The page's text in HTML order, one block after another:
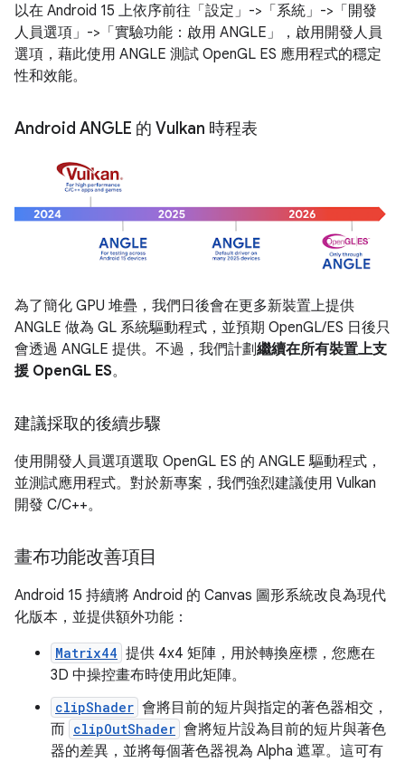
以在 Android 15 上依序前往「設定」->「系統」->「開發
人員選項」->「實驗功能：啟用 ANGLE」
，啟用開發人員
選項，藉此使用 ANGLE 測試 OpenGL ES 應用程式的穩定
性和效能。
Android ANGLE 的 Vulkan 時程表
為了簡化 GPU 堆疊，我們日後會在更多新裝置上提供
ANGLE 做為 GL 系統驅動程式，並預期 OpenGL/ES 日後只
會透過 ANGLE 提供。不過，我們計劃繼續在所有裝置上支
援 OpenGL ES。
建議採取的後續步驟
使用開發人員選項選取 OpenGL ES 的 ANGLE 驅動程式，
並測試應用程式。對於新專案，我們強烈建議使用 Vulkan
開發 C/C++。
畫布功能改善項目
Android 15 持續將 Android 的 Canvas 圖形系統改良為現代
化版本，並提供額外功能：
Matrix44 提供 4x4 矩陣，用於轉換座標，您應在
3D 中操控畫布時使用此矩陣。
clipShader 會將目前的短片與指定的著色器相交，
而 clipOutShader 會將短片設為目前的短片與著色
器的差異，並將每個著色器視為 Alpha 遮罩。這可有